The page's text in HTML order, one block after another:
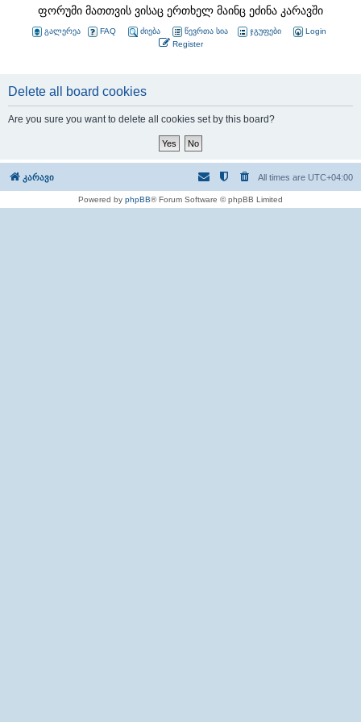
ფორუმი მათთვის ვისაც ერთხელ მაინც ეძინა კარავში
გალერეა FAQ ძიება წევრთა სია ჯგუფები
Login
Register
Delete all board cookies
Are you sure you want to delete all cookies set by this board?
კარავი All times are UTC+04:00
Powered by phpBB® Forum Software © phpBB Limited